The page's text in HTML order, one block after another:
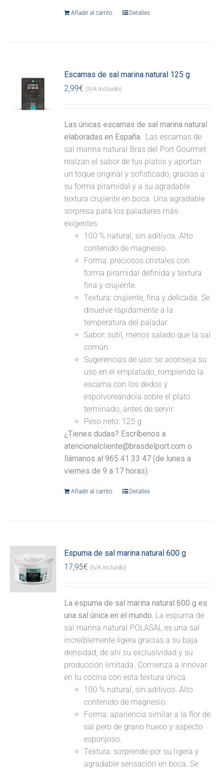
Añadir al carrito Detalles
Escamas de sal marina natural 125 g
2,99€ (IVA incluido)
Las únicas escamas de sal marina natural
elaboradas en España. Las escamas de
sal marina natural Bras del Port Gourmet
realzan el sabor de tus platos y aportan
un toque original y sofisticado, gracias a
su forma piramidal y a su agradable
textura crujiente en boca. Una agradable
sorpresa para los paladares más
exigentes.
100 % natural, sin aditivos. Alto
contenido de magnesio.
Forma: preciosos cristales con
forma piramidal definida y textura
fina y crujiente.
Textura: crujiente, fina y delicada. Se
disuelve rápidamente a la
temperatura del paladar.
Sabor: sutil, menos salado que la sal
común.
Sugerencias de uso: se aconseja su
uso en el emplatado, rompiendo la
escama con los dedos y
espolvoreándola sobre el plato
terminado, antes de servir.
Peso neto: 125 g
¿Tienes dudas? Escríbenos a
atencionalcliente@brasdelport.com o
llámanos al 965 41 33 47 (de lunes a
viernes de 9 a 17 horas).
Añadir al carrito Detalles
Espuma de sal marina natural 600 g
17,95€ (IVA incluido)
La espuma de sal marina natural 600 g es
una sal única en el mundo. La espuma de
sal marina natural POLASAL es una sal
increíblemente ligera gracias a su baja
densidad, de ahí su exclusividad y su
producción limitada. Comienza a innovar
en tu cocina con esta textura única.
100 % natural, sin aditivos. Alto
contenido de magnesio.
Forma: apariencia similar a la flor de
sal pero de grano hueco y aspecto
esponjoso.
Textura: sorprende por su ligera y
agradable sensación en boca. Se